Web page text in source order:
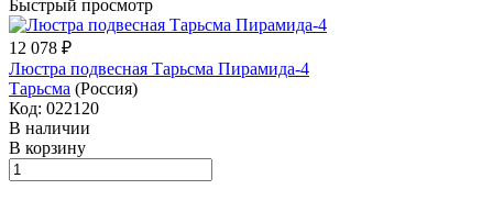
Быстрый просмотр
12 078 ₽
Люстра подвесная Тарьсма Пирамида-4
Тарьсма (Россия)
Код: 022120
В наличии
В корзину